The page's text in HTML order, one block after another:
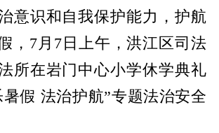
意识和自我保护能力，护航
，7月7日上午，洪江区司法
所在岩门中心小学休学典礼
假 法治护航”专题法治安全